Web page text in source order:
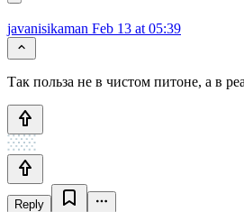
javanisikaman Feb 13 at 05:39
Так польза не в чистом питоне, а в
Reply